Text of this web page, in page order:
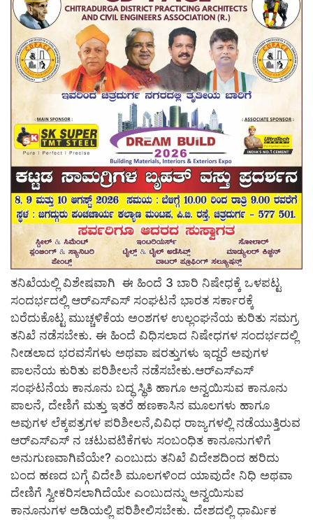
ತನಿಖೆಯಲ್ಲಿ ವಿಶೇಷವಾಗಿ ಈ ಹಿಂದೆ 3 ಬಾರಿ ನಿಷೇಧಕ್ಕೆ ಒಳಪಟ್ಟ
ಸಂದರ್ಭದಲ್ಲಿ ಆರ್‍ಎಸ್‍ಎಸ್ ಸಂಘಟನೆ ಭಾರತ ಸರ್ಕಾರಕ್ಕೆ
ಬರೆದುಕೊಟ್ಟ ಮುಚ್ಚಳಿಕೆಯ ಅಂಶಗಳ ಉಲ್ಲಂಘನೆಯ ಕುರಿತು ಸಮಗ್ರ
ತನಿಖೆ ನಡೆಸಬೇಕು. ಈ ಹಿಂದೆ ವಿಧಿಸಲಾದ ನಿಷೇಧಗಳ ಸಂದರ್ಭದಲ್ಲಿ
ನೀಡಲಾದ ಭರವಸೆಗಳು ಅಥವಾ ಷರತ್ತುಗಳು ಇದ್ದರೆ ಅವುಗಳ
ಪಾಲನೆಯ ಕುರಿತು ಪರಿಶೀಲನೆ ನಡೆಸಬೇಕು.ಆರ್‍ಎಸ್‍ಎಸ್
ಸಂಘಟನೆಯ ಕಾನೂನು ಬದ್ಧ ಸ್ಥಿತಿ ಹಾಗೂ ಅನ್ವಯಿಸುವ ಕಾನೂನು
ಪಾಲನೆ, ದೇಣಿಗೆ ಮತ್ತು ಇತರೆ ಹಣಕಾಸಿನ ಮೂಲಗಳು ಹಾಗೂ
ಅವುಗಳ ಲೆಕ್ಕಪತ್ರಗಳ ಪರಿಶೀಲನೆ,ವಿವಿಧ ರಾಜ್ಯಗಳಲ್ಲಿ ನಡೆಯುತ್ತಿರುವ
ಆರ್‍ಎಸ್‍ಎಸ್ ನ ಚಟುವಟಿಕೆಗಳು ಸಂಬಂಧಿತ ಕಾನೂನುಗಳಿಗೆ
ಅನುಗುಣವಾಗಿವೆಯೇ? ಎಂಬುದು ತನಿಖೆ ವಿದೇಶದಿಂದ ಹರಿದು
ಬಂದ ಹಣದ ಬಗ್ಗೆ ವಿದೇಶಿ ಮೂಲಗಳಿಂದ ಯಾವುದೇ ನಿಧಿ ಅಥವಾ
ದೇಣಿಗೆ ಸ್ವೀಕರಿಸಲಾಗಿದೆಯೇ ಎಂಬುದನ್ನು ಅನ್ವಯಿಸುವ
ಕಾನೂನುಗಳ ಅಡಿಯಲ್ಲಿ ಪರಿಶೀಲಿಸಬೇಕು. ದೇಶದಲ್ಲಿ ಧಾರ್ಮಿಕ